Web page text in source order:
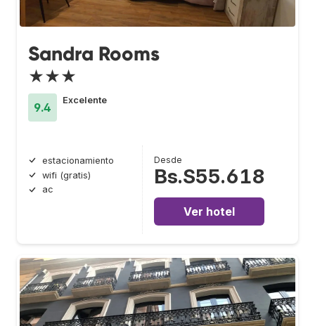
Sandra Rooms
★★★
9.4
Excelente
estacionamiento
wifi (gratis)
ac
Desde
Bs.S55.618
Ver hotel